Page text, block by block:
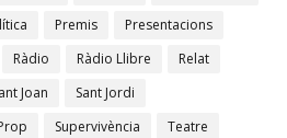
Premis
Presentacions
Ràdio Ràdio Llibre
Relat
Joan
Sant Jordi
Supervivència
Teatre